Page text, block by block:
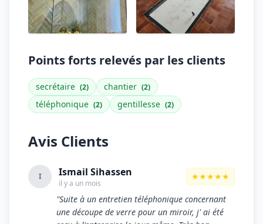
Points forts relevés par les clients
secrétaire (2) chantier (2)
téléphonique (2) gentillesse (2)
Avis Clients
I Ismail Sihassen
il y a un mois
★★★★★
"Suite à un entretien téléphonique concernant
une découpe de verre pour un miroir, j' ai été